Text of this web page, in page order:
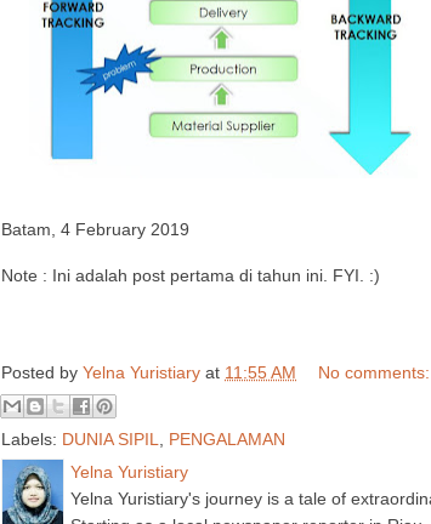
Batam, 4 February 2019
Note : Ini adalah post pertama di tahun ini. FYI. :)
Posted by Yelna Yuristiary at 11:55 AM No comments:
Labels: DUNIA SIPIL
PENGALAMAN
Yelna Yuristiary
Yelna Yuristiary's journey is a tale of